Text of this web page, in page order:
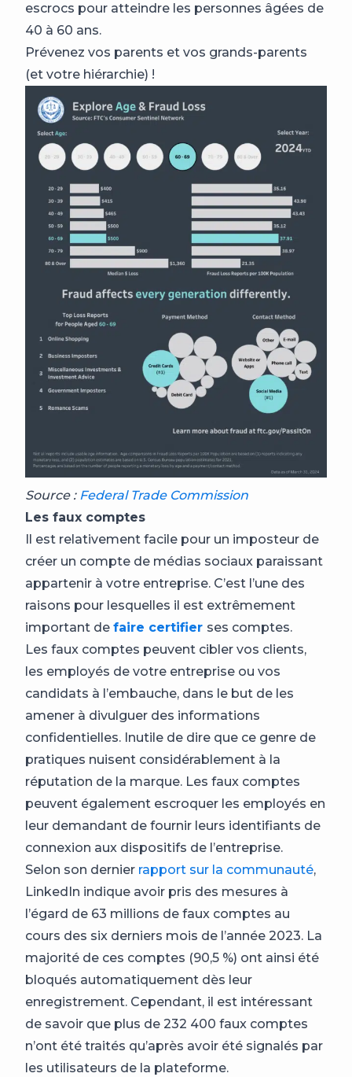
escrocs pour atteindre les personnes âgées de
40 à 60 ans.
Prévenez vos parents et vos grands-parents
(et votre hiérarchie) !
Source : Federal Trade Commission
Les faux comptes
Il est relativement facile pour un imposteur de
créer un compte de médias sociaux paraissant
appartenir à votre entreprise. C’est l’une des
raisons pour lesquelles il est extrêmement
important de faire certifier ses comptes.
Les faux comptes peuvent cibler vos clients,
les employés de votre entreprise ou vos
candidats à l’embauche, dans le but de les
amener à divulguer des informations
confidentielles. Inutile de dire que ce genre de
pratiques nuisent considérablement à la
réputation de la marque. Les faux comptes
peuvent également escroquer les employés en
leur demandant de fournir leurs identifiants de
connexion aux dispositifs de l’entreprise.
Selon son dernier rapport sur la communauté,
LinkedIn indique avoir pris des mesures à
l’égard de 63 millions de faux comptes au
cours des six derniers mois de l’année 2023. La
majorité de ces comptes (90,5 %) ont ainsi été
bloqués automatiquement dès leur
enregistrement. Cependant, il est intéressant
de savoir que plus de 232 400 faux comptes
n’ont été traités qu’après avoir été signalés par
les utilisateurs de la plateforme.